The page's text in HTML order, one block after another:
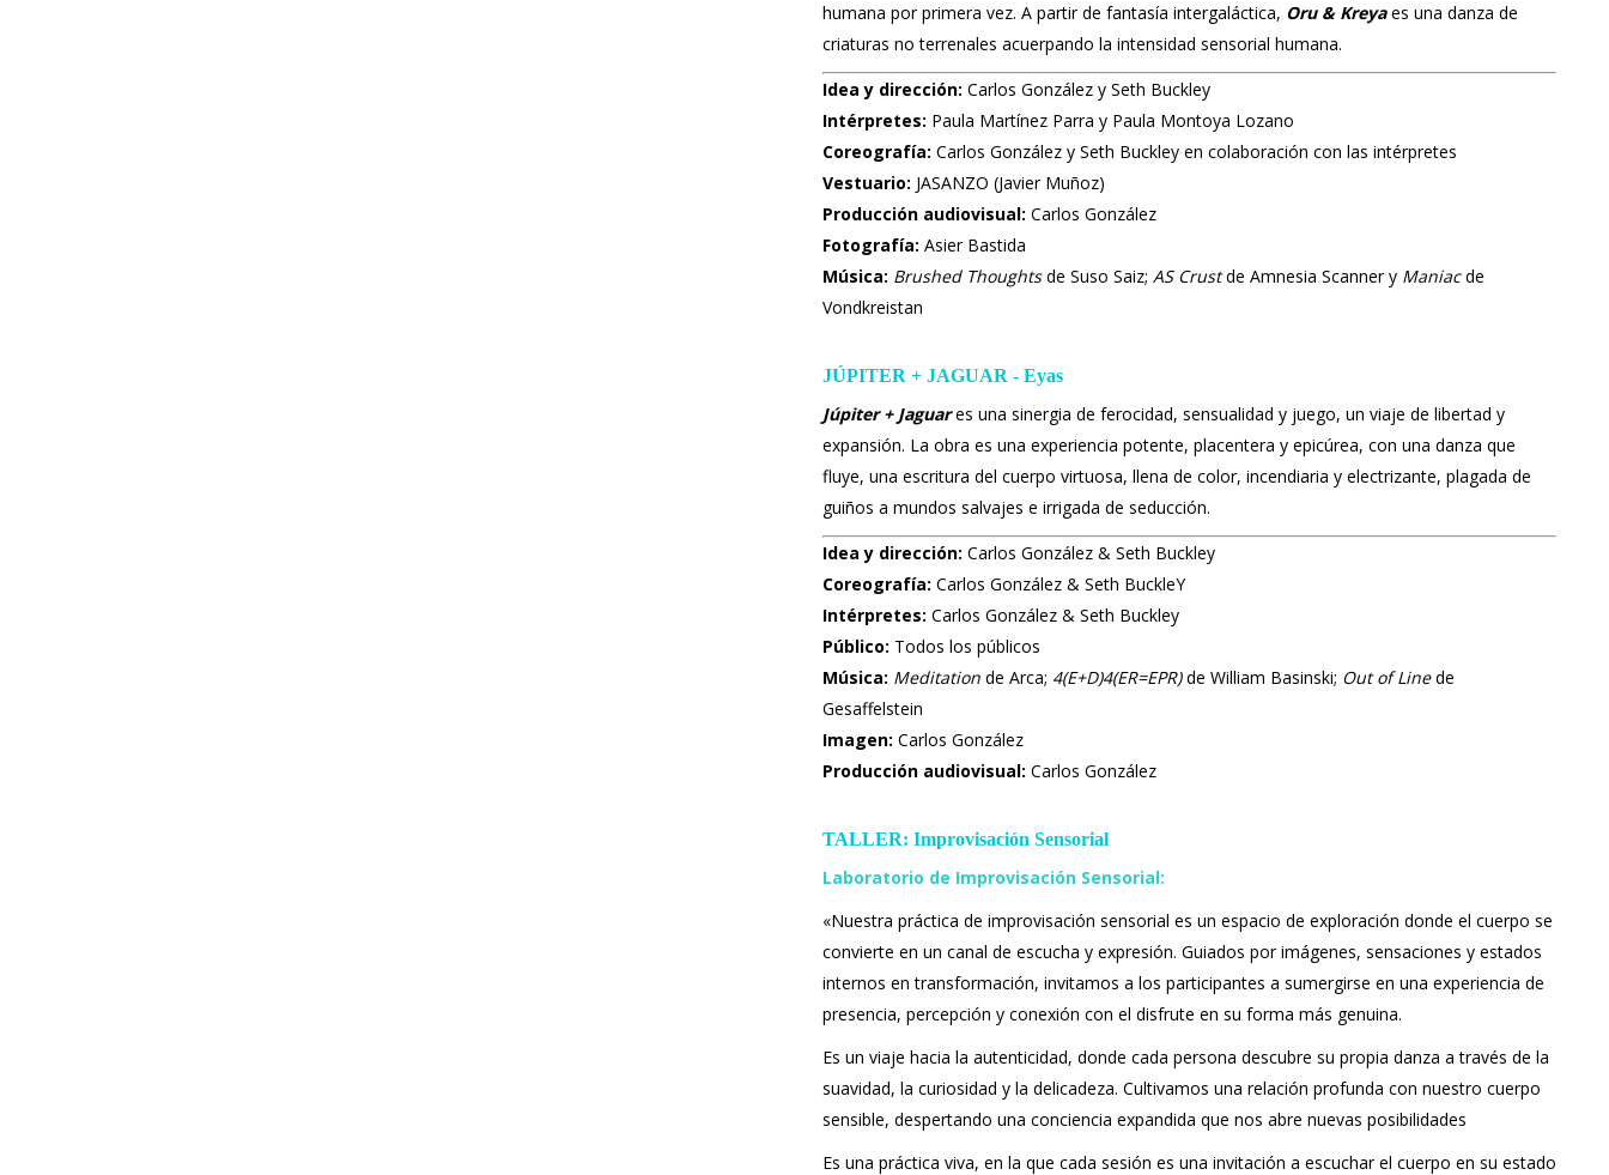
humana por primera vez. A partir de fantasía intergaláctica, Oru & Kreyaes una danza de
criaturas no terrenales acuerpando la intensidad sensorial humana.
Idea y dirección: Carlos González y Seth Buckley
Intérpretes: Paula Martínez Parra y Paula Montoya Lozano
Coreografía: Carlos González y Seth Buckley en colaboración con las intérpretes
Vestuario: JASANZO (Javier Muñoz)
Producción audiovisual: Carlos González
Fotografía: Asier Bastida
Música: Brushed Thoughtsde Suso Saiz; AS Crustde Amnesia Scanner y Maniacde
Vondkreistan
JÚPITER + JAGUAR - Eyas
Júpiter + Jaguares una sinergia de ferocidad, sensualidad y juego, un viaje de libertad y
expansión. La obra es una experiencia potente, placentera y epicúrea, con una danza que
fluye, una escritura del cuerpo virtuosa, llena de color, incendiaria y electrizante, plagada de
guiños a mundos salvajes e irrigada de seducción.
Idea y dirección: Carlos González & Seth Buckley
Coreografía: Carlos González & Seth BuckleY
Intérpretes: Carlos González & Seth Buckley
Público: Todos los públicos
Música: Meditation de Arca; 4(E+D)4(ER=EPR)de William Basinski; Out of Linede
Gesaffelstein
Imagen: Carlos González
Producción audiovisual: Carlos González
TALLER: Improvisación Sensorial
Laboratorio de Improvisación Sensorial:
«Nuestra práctica de improvisación sensorial es un espacio de exploración donde el cuerpo se
convierte en un canal de escucha y expresión. Guiados por imágenes, sensaciones y estados
internos en transformación, invitamos a los participantes a sumergirse en una experiencia de
presencia, percepción y conexión con el disfrute en su forma más genuina.
Es un viaje hacia la autenticidad, donde cada persona descubre su propia danza a través de la
suavidad, la curiosidad y la delicadeza. Cultivamos una relación profunda con nuestro cuerpo
sensible, despertando una conciencia expandida que nos abre nuevas posibilidades
Es una práctica viva, en la que cada sesión es una invitación a escuchar el cuerpo en su estado